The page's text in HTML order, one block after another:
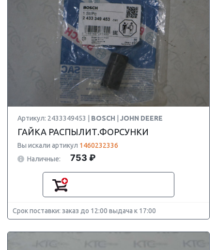
Артикул: 2433349453 | BOSCH JOHN DEERE
ГАЙКА РАСПЫЛИТ.ФОРСУНКИ
Вы искали артикул 1460232336
Наличные:
753 ₽
Срок поставки: заказ до 12:00 выдача к 17:00